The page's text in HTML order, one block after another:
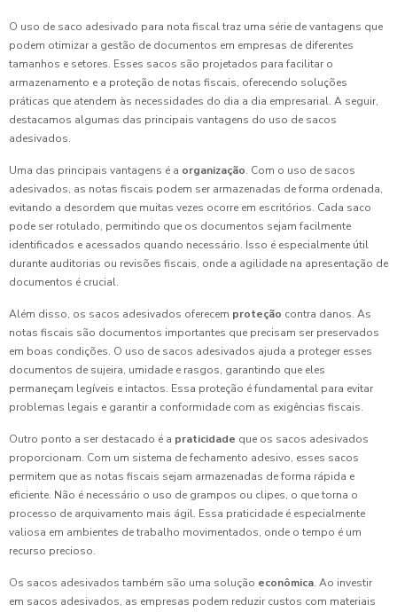
O uso de saco adesivado para nota fiscal traz uma série de vantagens que
podem otimizar a gestão de documentos em empresas de diferentes
tamanhos e setores. Esses sacos são projetados para facilitar o
armazenamento e a proteção de notas fiscais, oferecendo soluções
práticas que atendem às necessidades do dia a dia empresarial. A seguir,
destacamos algumas das principais vantagens do uso de sacos
adesivados.
Uma das principais vantagens é a organização. Com o uso de sacos
adesivados, as notas fiscais podem ser armazenadas de forma ordenada,
evitando a desordem que muitas vezes ocorre em escritórios. Cada saco
pode ser rotulado, permitindo que os documentos sejam facilmente
identificados e acessados quando necessário. Isso é especialmente útil
durante auditorias ou revisões fiscais, onde a agilidade na apresentação de
documentos é crucial.
Além disso, os sacos adesivados oferecem proteção contra danos. As
notas fiscais são documentos importantes que precisam ser preservados
em boas condições. O uso de sacos adesivados ajuda a proteger esses
documentos de sujeira, umidade e rasgos, garantindo que eles
permaneçam legíveis e intactos. Essa proteção é fundamental para evitar
problemas legais e garantir a conformidade com as exigências fiscais.
Outro ponto a ser destacado é a praticidade que os sacos adesivados
proporcionam. Com um sistema de fechamento adesivo, esses sacos
permitem que as notas fiscais sejam armazenadas de forma rápida e
eficiente. Não é necessário o uso de grampos ou clipes, o que torna o
processo de arquivamento mais ágil. Essa praticidade é especialmente
valiosa em ambientes de trabalho movimentados, onde o tempo é um
recurso precioso.
Os sacos adesivados também são uma solução econômica. Ao investir
em sacos adesivados, as empresas podem reduzir custos com materiais